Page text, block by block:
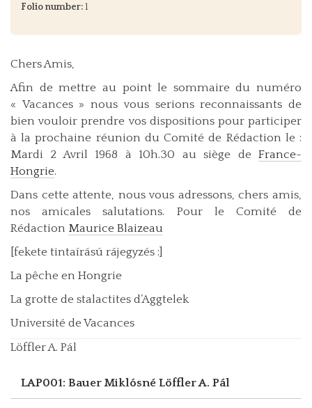
Folio number:1
Chers Amis,
Afin de mettre au point le sommaire du numéro
« Vacances » nous vous serions reconnaissants de
bien vouloir prendre vos dispositions pour participer
à la prochaine réunion du Comité de Rédaction le :
Mardi 2 Avril 1968 à 10h.30 au siège de France-
Hongrie.
Dans cette attente, nous vous adressons, chers amis,
nos amicales salutations. Pour le Comité de
Rédaction Maurice Blaizeau
[fekete tintaírású rájegyzés :]
La pêche en Hongrie
La grotte de stalactites d’Aggtelek
Université de Vacances
Löffler A. Pál
LAP001: Bauer Miklósné Löffler A. Pál